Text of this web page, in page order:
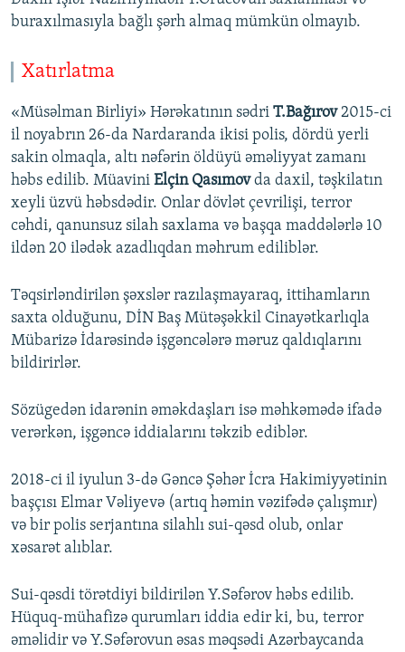
buraxılmasıyla bağlı şərh almaq mümkün olmayıb.
Xatırlatma
«Müsəlman Birliyi» Hərəkatının sədri T.Bağırov2015-ci
il noyabrın 26-da Nardaranda ikisi polis, dördü yerli
sakin olmaqla, altı nəfərin öldüyü əməliyyat zamanı
həbs edilib. Müavini Elçin Qasımovda daxil, təşkilatın
xeyli üzvü həbsdədir. Onlar dövlət çevrilişi, terror
cəhdi, qanunsuz silah saxlama və başqa maddələrlə 10
ildən 20 ilədək azadlıqdan məhrum ediliblər.
Təqsirləndirilən şəxslər razılaşmayaraq, ittihamların
saxta olduğunu, DİN Baş Mütəşəkkil Cinayətkarlıqla
Mübarizə İdarəsində işgəncələrə məruz qaldıqlarını
bildirirlər.
Sözügedən idarənin əməkdaşları isə məhkəmədə ifadə
verərkən, işgəncə iddialarını təkzib ediblər.
2018-ci il iyulun 3-də Gəncə Şəhər İcra Hakimiyyətinin
başçısı Elmar Vəliyevə (artıq həmin vəzifədə çalışmır)
və bir polis serjantına silahlı sui-qəsd olub, onlar
xəsarət alıblar.
Sui-qəsdi törətdiyi bildirilən Y.Səfərov həbs edilib.
Hüquq-mühafizə qurumları iddia edir ki, bu, terror
əməlidir və Y.Səfərovun əsas məqsədi Azərbaycanda